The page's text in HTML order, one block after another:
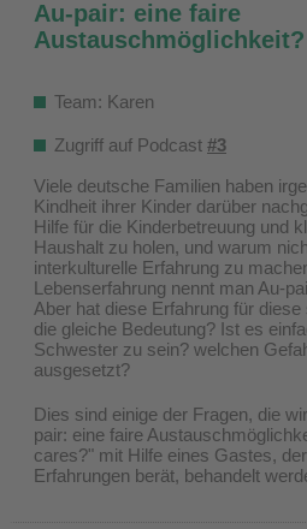
Au-pair: eine faire
Austauschmöglichkeit?
Team: Karen
Zugriff auf Podcast #3
Viele deutsche Familien haben
Kindheit ihrer Kinder darüber
Hilfe für die Kinderbetreuung und
Haushalt zu holen, und warum
interkulturelle Erfahrung zu
Lebenserfahrung nennt man Au-
Aber hat diese Erfahrung für
die gleiche Bedeutung? Ist es
Schwester zu sein? welchen
ausgesetzt?
Dies sind einige der Fragen, die
pair: eine faire
cares?" mit Hilfe eines Gastes,
Erfahrungen berät, behandelt